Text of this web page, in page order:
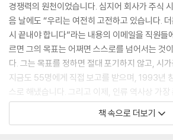
경쟁력의 원천이었습니다. 심지어 회사가 주식
음 날에도 “우리는 여전히 고전하고 있습니다.
시 끝내야 합니다”라는 내용의 이메일을 직원들
르면 그의 목표는 어쩌면 스스로를 넘어서는 것
다. 그는 목표를 정하면 절대 포기하지 않고, 시
지금도 55명에게 직접 보고를 받으며, 1993년
스로 해냈습니다. 그리고 이제, 인류 역사상 가
공지능의 도로를 만들어내는 막중한 책무를 짊
오른 행운 역시 뚝심 있게 기초공사를 차분히 준
책 속으로 더보기